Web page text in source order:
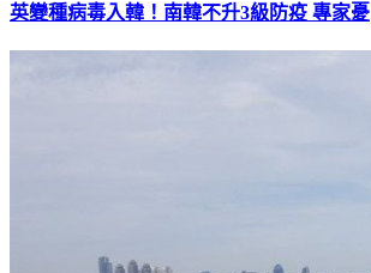
英變種病毒入韓！南韓不升3級防疫 專家憂